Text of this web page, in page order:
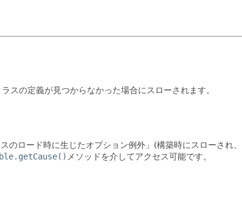
スの定義が見つからなかった場合にスローされます。
スのロード時に生じたオプション例外」(構築時にスローされ、
メソッドを介してアクセス可能です。